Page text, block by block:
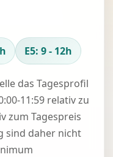
E5: 9 - 12h
das Tagesprofil
11:59 relativ zu
zum Tagespreis
sind daher nicht